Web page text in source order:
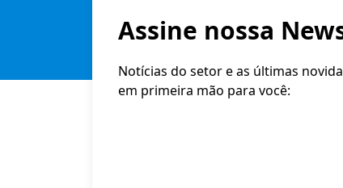
Assine nossa
Notícias do setor e as últimas
em primeira mão para você: